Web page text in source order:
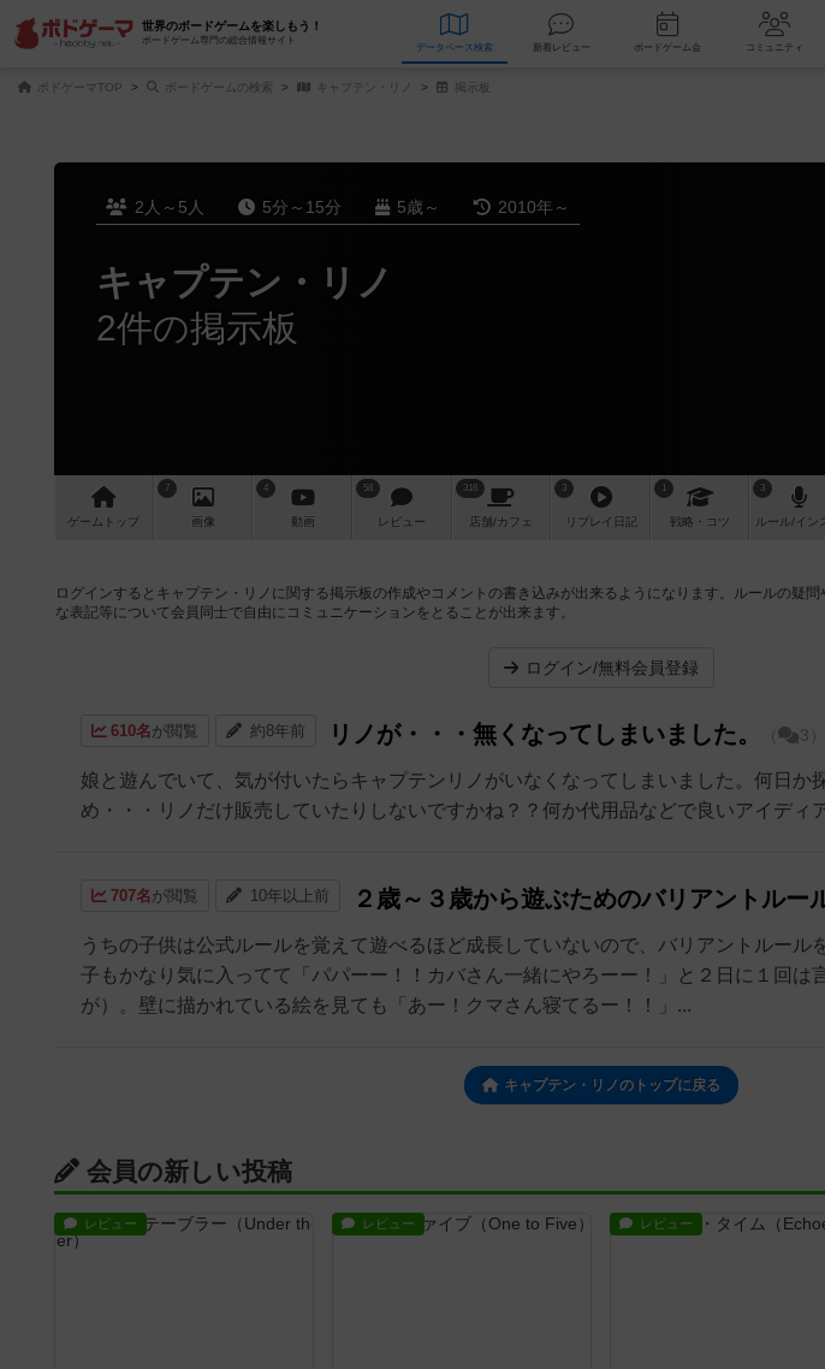
世界のボードゲームを楽しもう！
ボードゲーム専門の総合情報サイト
データベース 検索 新着レビュー ボードゲーム会
ボドゲーマTOP ボードゲームの検索 キャプテン・リノ 掲示板
2人～5人 5分～15分 5歳～ 2010年～
キャプテン・リノ
2件の掲示板
ゲーム トップ
7
画像
4
動画
58
レビュー
316
店舗/カフェ
3
リプレイ 日記
1
戦略 ・コツ
3
ルール/イン
ログインするとキャプテン・リノに関する掲示板の作成やコメントの書き込みが出来るようになります。ルールの疑
な表記等について会員同士で自由にコミュニケーションをとることが出来ます。
ログイン/無料会員登録
610名が閲覧 約8年前 リノが・・・無くなってしまいました。 （ 3）
娘と遊んでいて、気が付いたらキャプテンリノがいなくなってしまいました。何日か
め・・・リノだけ販売していたりしないですかね？？何か代用品などで良いアイディ
707名が閲覧 10年以上前 ２歳～３歳から遊ぶためのバリアントルー
うちの子供は公式ルールを覚えて遊べるほど成長していないので、バリアントルール
子もかなり気に入ってて「パパーー！！カバさん一緒にやろーー！」と２日に１回は
が）。壁に描かれている絵を見ても「あー！クマさん寝てるー！！」...
キャプテン・リノのトップに戻る
会員の新しい投稿
レビュー レビュー レビュー